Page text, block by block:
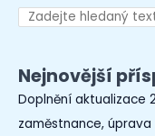
Nejnovější
Doplnění aktualizace
zaměstnance, úprava